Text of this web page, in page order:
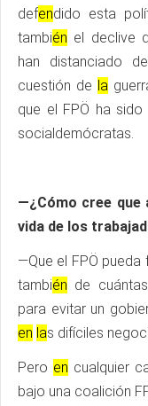
defendido esta
también el declive
han distanciado de
cuestión de la
que el FPÖ ha
socialdemócratas.
—¿Cómo cree que
vida de los
—Que el FPÖ pueda
también de
para evitar un
en las difíciles
Pero en cualquier
bajo una coalición